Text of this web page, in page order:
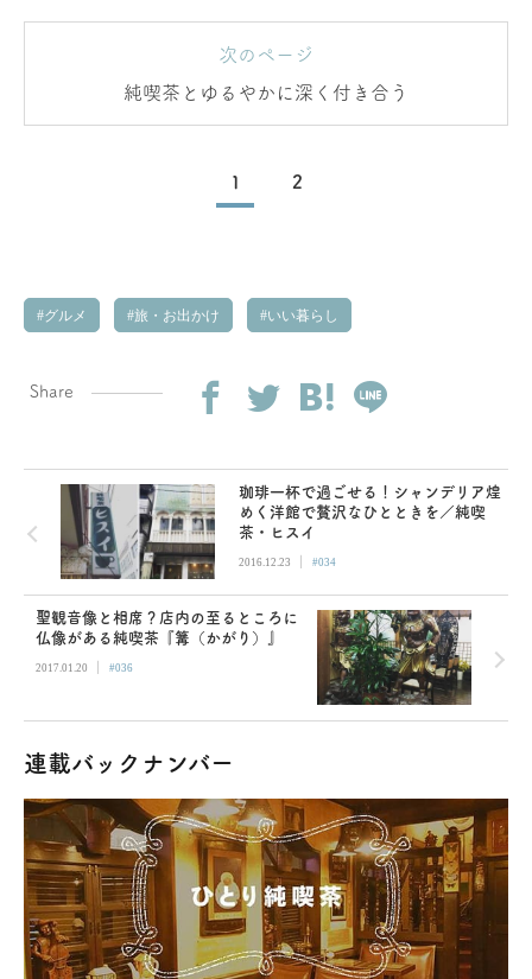
次のページ
純喫茶とゆるやかに深く付き合う
1 2
グルメ 旅・お出かけ いい暮らし
Share
珈琲一杯で過ごせる！シャンデリア煌
めく洋館で贅沢なひとときを／純喫
茶・ヒスイ
2016.12.23 | #034
聖観音像と相席？店内の至るところに
仏像がある純喫茶『篝（かがり）』
2017.01.20 | #036
連載バックナンバー